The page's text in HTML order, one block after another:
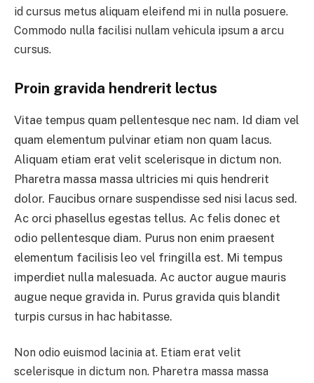
id cursus metus aliquam eleifend mi in nulla posuere.
Commodo nulla facilisi nullam vehicula ipsum a arcu
cursus.
Proin gravida hendrerit lectus
Vitae tempus quam pellentesque nec nam. Id diam vel
quam elementum pulvinar etiam non quam lacus.
Aliquam etiam erat velit scelerisque in dictum non.
Pharetra massa massa ultricies mi quis hendrerit
dolor. Faucibus ornare suspendisse sed nisi lacus sed.
Ac orci phasellus egestas tellus. Ac felis donec et
odio pellentesque diam. Purus non enim praesent
elementum facilisis leo vel fringilla est. Mi tempus
imperdiet nulla malesuada. Ac auctor augue mauris
augue neque gravida in. Purus gravida quis blandit
turpis cursus in hac habitasse.
Non odio euismod lacinia at. Etiam erat velit
scelerisque in dictum non. Pharetra massa massa